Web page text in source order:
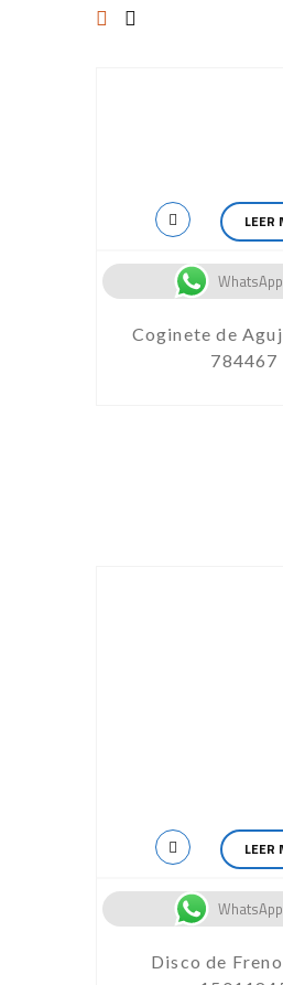
LEER
Coginete de
784467
LEER
Disco de